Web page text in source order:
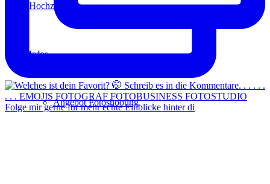
Hochzeit
Infos
Angebot Fotoshooting
Folge mir gerne für mehr echte Einblicke hinter di